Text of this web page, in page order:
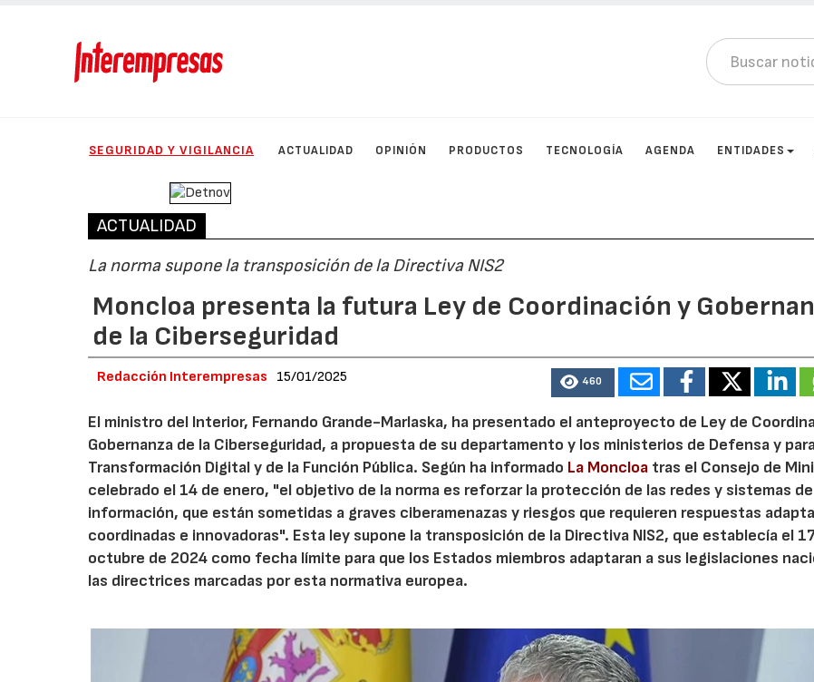
SEGURIDAD Y VIGILANCIA ACTUALIDAD OPINIÓN PRODUCTOS TECNOLOGÍA AGENDA ENTIDADES
ACTUALIDAD
La norma supone la transposición de la Directiva NIS2
Moncloa presenta la futura Ley de Coordinación y
de la Ciberseguridad
Redacción Interempresas 15/01/2025 460
El ministro del Interior, Fernando Grande-Marlaska, ha presentado el anteproyecto de Ley de
Gobernanza de la Ciberseguridad, a propuesta de su departamento y los ministerios de Defensa y
Transformación Digital y de la Función Pública. Según ha informado La Moncloa tras el Consejo de
celebrado el 14 de enero, "el objetivo de la norma es reforzar la protección de las redes y sistemas de
información, que están sometidas a graves ciberamenazas y riesgos que requieren respuestas
coordinadas e innovadoras". Esta ley supone la transposición de la Directiva NIS2, que establecía el
octubre de 2024 como fecha límite para que los Estados miembros adaptaran a sus legislaciones
las directrices marcadas por esta normativa europea.